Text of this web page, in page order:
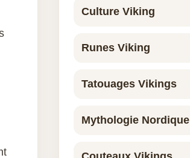
Culture Viking
Runes Viking
Tatouages Vikings
Mythologie Nordique